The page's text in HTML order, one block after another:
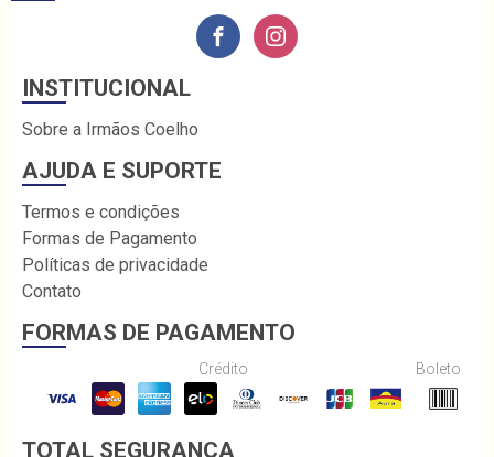
INSTITUCIONAL
Sobre a Irmãos Coelho
AJUDA E SUPORTE
Termos e condições
Formas de Pagamento
Políticas de privacidade
Contato
FORMAS DE PAGAMENTO
Crédito Boleto
TOTAL SEGURANÇA